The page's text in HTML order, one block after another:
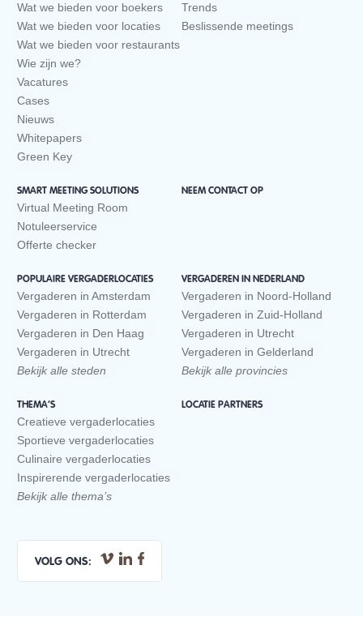
Wat we bieden voor boekers
Wat we bieden voor locaties
Wat we bieden voor restaurants
Wie zijn we?
Vacatures
Cases
Nieuws
Whitepapers
Green Key
Trends
Beslissende meetings
SMART MEETING SOLUTIONS
Virtual Meeting Room
Notuleerservice
Offerte checker
NEEM CONTACT OP
POPULAIRE VERGADERLOCATIES
Vergaderen in Amsterdam
Vergaderen in Rotterdam
Vergaderen in Den Haag
Vergaderen in Utrecht
Bekijk alle steden
VERGADEREN IN NEDERLAND
Vergaderen in Noord-Holland
Vergaderen in Zuid-Holland
Vergaderen in Utrecht
Vergaderen in Gelderland
Bekijk alle provincies
THEMA’S
Creatieve vergaderlocaties
Sportieve vergaderlocaties
Culinaire vergaderlocaties
Inspirerende vergaderlocaties
Bekijk alle thema’s
LOCATIE PARTNERS
VOLG ONS: